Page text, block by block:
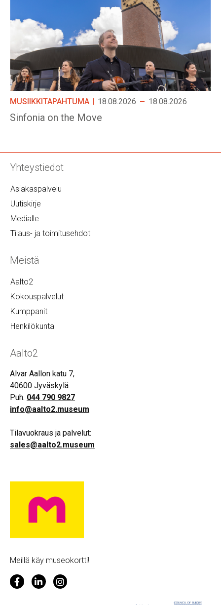
MUSIIKKITAPAHTUMA 18.08.2026 18.08.2026
Sinfonia on the Move
Yhteystiedot
Asiakaspalvelu
Uutiskirje
Medialle
Tilaus- ja toimitusehdot
Meistä
Aalto2
Kokouspalvelut
Kumppanit
Henkilökunta
Aalto2
Alvar Aallon katu 7,
40600 Jyväskylä
Puh. 044 790 9827
info@aalto2.museum
Tilavuokraus ja palvelut:
sales@aalto2.museum
Meillä käy museokortti!